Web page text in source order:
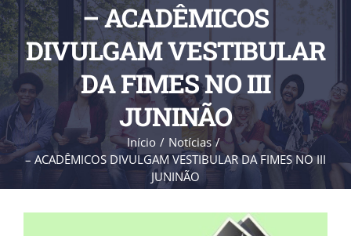
– ACADÊMICOS
DIVULGAM VESTIBULAR
DA FIMES NO III
JUNINÃO
Início
Notícias
– ACADÊMICOS DIVULGAM VESTIBULAR DA FIMES NO III
JUNINÃO